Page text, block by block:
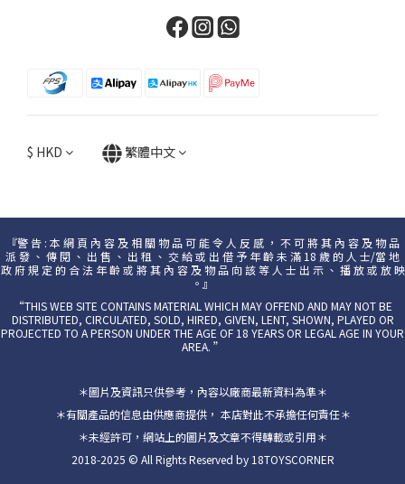
$ HKD 繁體中文
『警 告 : 本 網 頁 內 容 及 相 關 物 品 可 能 令 人 反 感 ， 不 可 將 其 內 容 及 物 品
派 發 、 傳 閱 、 出 售 、 出 租 、 交 給 或 出 借 予 年 齡 未 滿 18 歲 的 人 士/當 地
政 府 規 定 的 合 法 年 齡 或 將 其 內 容 及 物 品 向 該 等 人 士 出 示 、 播 放 或 放 映
。』
“THIS WEB SITE CONTAINS MATERIAL WHICH MAY OFFEND AND MAY NOT BE
DISTRIBUTED, CIRCULATED, SOLD, HIRED, GIVEN, LENT, SHOWN, PLAYED OR
PROJECTED TO A PERSON UNDER THE AGE OF 18 YEARS OR LEGAL AGE IN YOUR
AREA. ”
＊圖片及資訊只供參考，內容以廠商最新資料為準＊
＊有關產品的信息由供應商提供， 本店對此不承擔任何責任＊
＊未經許可，網站上的圖片及文章不得轉載或引用＊
2018-2025 © All Rights Reserved by 18TOYSCORNER